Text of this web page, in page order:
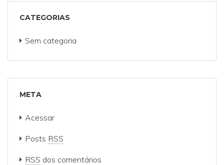
CATEGORIAS
Sem categoria
META
Acessar
Posts RSS
RSS dos comentários